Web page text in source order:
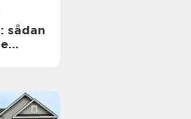
sådan